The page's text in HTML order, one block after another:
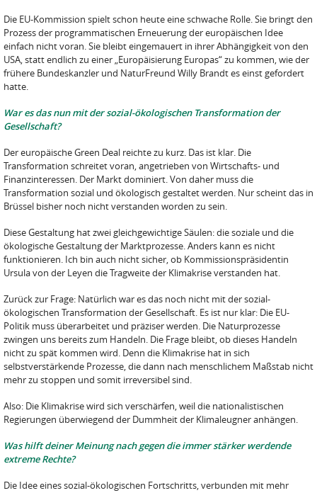
Die EU-Kommission spielt schon heute eine schwache Rolle. Sie bringt den
Prozess der programmatischen Erneuerung der europäischen Idee
einfach nicht voran. Sie bleibt eingemauert in ihrer Abhängigkeit von den
USA, statt endlich zu einer „Europäisierung Europas“ zu kommen, wie der
frühere Bundeskanzler und NaturFreund Willy Brandt es einst gefordert
hatte.
War es das nun mit der sozial-ökologischen Transformation der
Gesellschaft?
Der europäische Green Deal reichte zu kurz. Das ist klar. Die
Transformation schreitet voran, angetrieben von Wirtschafts- und
Finanzinteressen. Der Markt dominiert. Von daher muss die
Transformation sozial und ökologisch gestaltet werden. Nur scheint das in
Brüssel bisher noch nicht verstanden worden zu sein.
Diese Gestaltung hat zwei gleichgewichtige Säulen: die soziale und die
ökologische Gestaltung der Marktprozesse. Anders kann es nicht
funktionieren. Ich bin auch nicht sicher, ob Kommissionspräsidentin
Ursula von der Leyen die Tragweite der Klimakrise verstanden hat.
Zurück zur Frage: Natürlich war es das noch nicht mit der sozial-
ökologischen Transformation der Gesellschaft. Es ist nur klar: Die EU-
Politik muss überarbeitet und präziser werden. Die Naturprozesse
zwingen uns bereits zum Handeln. Die Frage bleibt, ob dieses Handeln
nicht zu spät kommen wird. Denn die Klimakrise hat in sich
selbstverstärkende Prozesse, die dann nach menschlichem Maßstab nicht
mehr zu stoppen und somit irreversibel sind.
Also: Die Klimakrise wird sich verschärfen, weil die nationalistischen
Regierungen überwiegend der Dummheit der Klimaleugner anhängen.
Was hilft deiner Meinung nach gegen die immer stärker werdende
extreme Rechte?
Die Idee eines sozial-ökologischen Fortschritts, verbunden mit mehr